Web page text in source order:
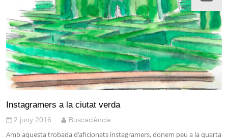
Instagramers a la ciutat verda
2 juny 2016 Buscaciència
Amb aquesta trobada d’aficionats instagramers, donem peu a la quarta